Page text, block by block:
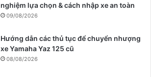
nghiệm lựa chọn & cách nhập xe an toàn
09/08/2026
Hướng dẫn các thủ tục để chuyển nhượng
xe Yamaha Yaz 125 cũ
08/08/2026